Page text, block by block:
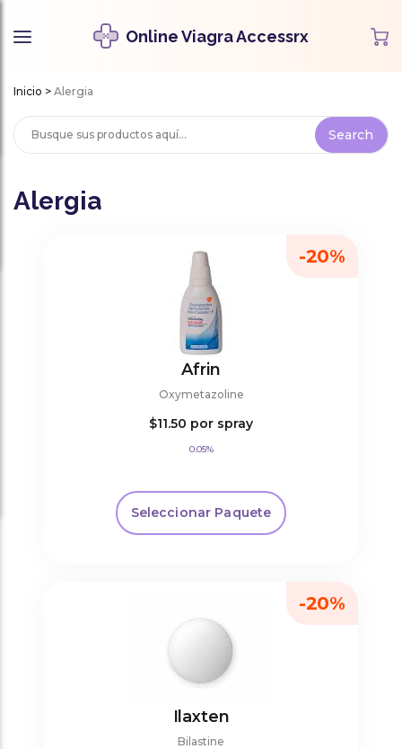
Online Viagra Accessrx
Inicio > Alergia
Alergia
Afrin
Oxymetazoline
$11.50 por spray
0.05%
Seleccionar Paquete
-20%
Ilaxten
Bilastine
-20%